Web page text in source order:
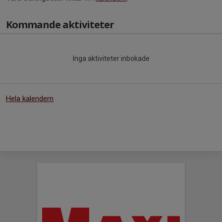
Kommande aktiviteter
Inga aktiviteter inbokade
Hela kalendern